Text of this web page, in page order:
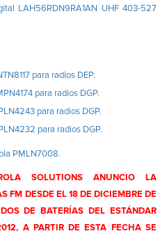
LAH56RDN9RA1AN UHF 403-527
para radios DEP.
para radios DGP.
para radios DGP.
para radios DGP.
PMLN7008.
SOLUTIONS ANUNCIO LA
FM DESDE EL 18 DE DICIEMBRE DE
DE BATERÍAS DEL ESTÁNDAR
A PARTIR DE ESTA FECHA SE